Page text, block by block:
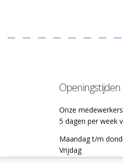
Openingstijden
Onze
5 dagen per week
Maandag t/m
Vrijdag